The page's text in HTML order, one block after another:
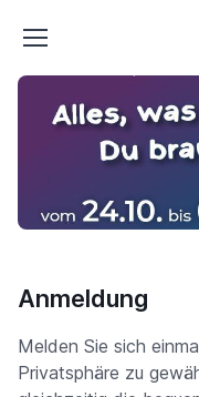
Anmeldung
Melden Sie sich
Privatsphäre zu